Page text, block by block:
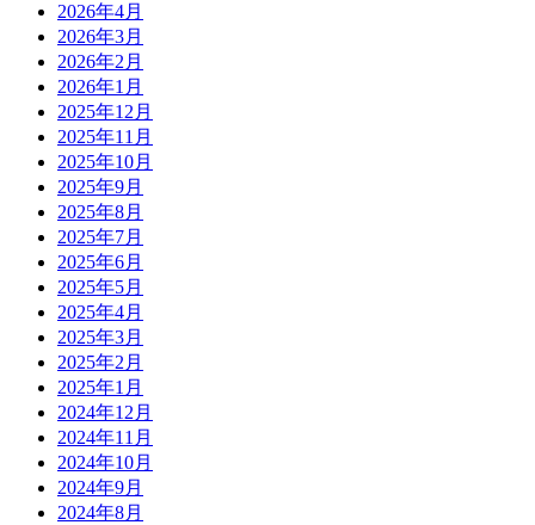
2026年4月
2026年3月
2026年2月
2026年1月
2025年12月
2025年11月
2025年10月
2025年9月
2025年8月
2025年7月
2025年6月
2025年5月
2025年4月
2025年3月
2025年2月
2025年1月
2024年12月
2024年11月
2024年10月
2024年9月
2024年8月